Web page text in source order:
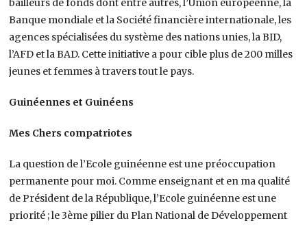
Banque mondiale et la Société financière internationale, les
agences spécialisées du système des nations unies, la BID,
l’AFD et la BAD. Cette initiative a pour cible plus de 200 milles
jeunes et femmes à travers tout le pays.
Guinéennes et Guinéens
Mes Chers compatriotes
La question de l’Ecole guinéenne est une préoccupation
permanente pour moi. Comme enseignant et en ma qualité
de Président de la République, l’Ecole guinéenne est une
priorité ; le 3ème pilier du Plan National de Développement